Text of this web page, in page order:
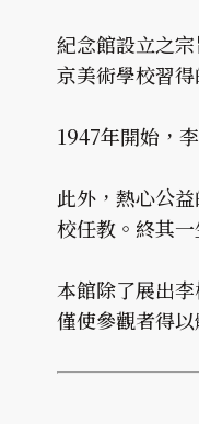
紀念館設立之
京美術學校習
1947年開始，
此外，熱心公
校任教。終其
本館除了展出
僅使參觀者得